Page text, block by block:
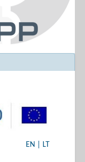
EN LT